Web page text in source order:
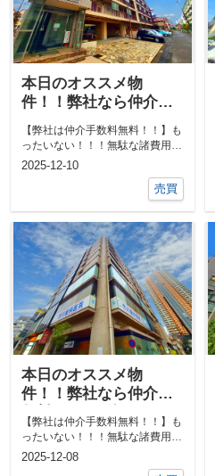
本日のオススメ物
件！！弊社なら仲介手
なる物件あればご相談
ください！！
【弊社は仲介手数料無料！！】も
ったいない！！！無駄な諸費用一
切なし！！①ネットで気になる物
2025-12-10
売買
本日のオススメ物
件！！弊社なら仲介手
数料0円！！他にも気に
なる物件あればご相談
ください！！
【弊社は仲介手数料無料！！】も
ったいない！！！無駄な諸費用一
切なし！！①ネットで気になる物
2025-12-08